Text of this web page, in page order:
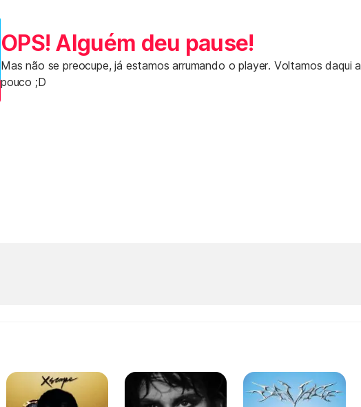
OPS! Alguém deu pause!
Mas não se preocupe, já estamos arrumando o player. Voltamos daqui a
pouco ;D